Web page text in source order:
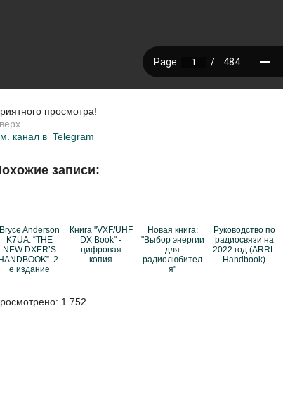
просмотра!
канал в Telegram
записи:
Bryce Anderson
K7UA: “THE
NEW DXER’S
HANDBOOK”. 2-
е издание
Книга "VXF/UHF
DX Book" -
цифровая
копия
Новая книга:
"Выбор энергии
для
радиолюбител
я"
Руководство по
радиосвязи на
2022 год (ARRL
Handbook)
1 752